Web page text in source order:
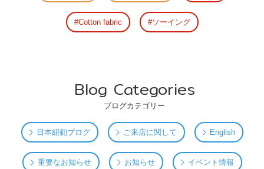
Cotton fabric ソーイング
Blog Categories
ブログカテゴリー
日本紐釦ブログ ご来店に関して English
重要なお知らせ お知らせ イベント情報